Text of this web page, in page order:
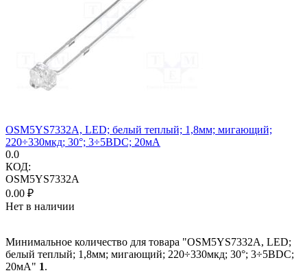
OSM5YS7332A, LED; белый теплый; 1,8мм; мигающий;
220÷330мкд; 30°; 3÷5ВDC; 20мА
0.0
КОД:
OSM5YS7332A
0.00 ₽
Нет в наличии
Минимальное количество для товара "OSM5YS7332A, LED;
белый теплый; 1,8мм; мигающий; 220÷330мкд; 30°; 3÷5ВDC;
20мА" 1.